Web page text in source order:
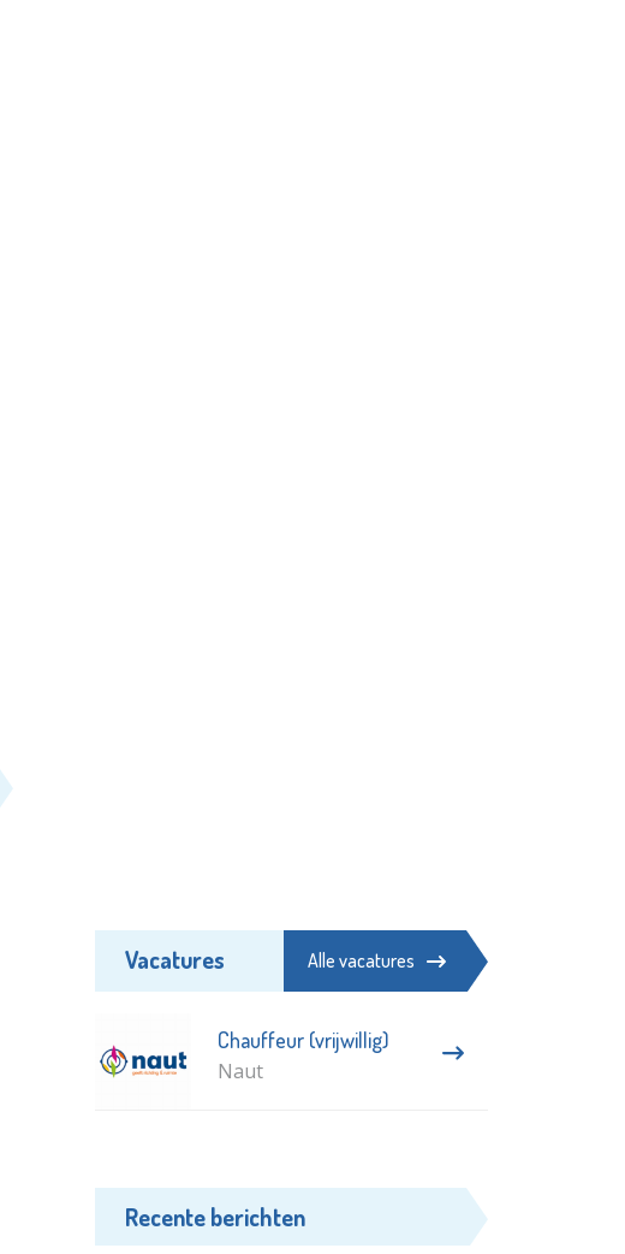
Vacatures Alle vacatures
Chauffeur (vrijwillig)
Naut
Recente berichten